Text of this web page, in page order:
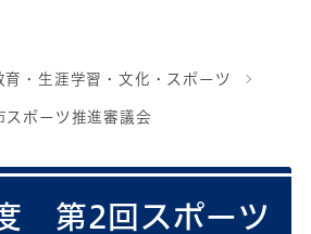
育・生涯学習・文化・スポーツ
スポーツ推進審議会
第2回スポーツ